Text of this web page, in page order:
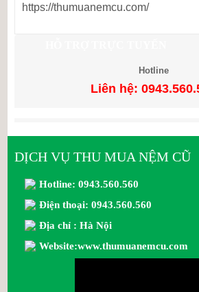
https://thumuanemcu.com/
Hotline
Liên hệ:
DỊCH VỤ THU MUA NỆM CŨ
Hotline: 0943.560.560
Điện thoại: 0943.560.560
Địa chỉ : Hà Nội
Website:www.thumuanemcu.com